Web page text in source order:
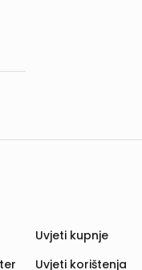
Uvjeti kupnje
Uvjeti korištenja